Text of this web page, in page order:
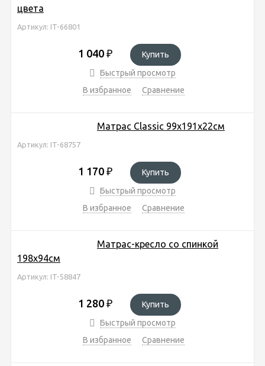
цвета
Артикул: IT-66801
1 040 ₽
Купить
Быстрый просмотр
В избранное
Сравнение
Матрас Classic 99х191х22см
Артикул: IT-68757
1 170 ₽
Купить
Быстрый просмотр
В избранное
Сравнение
Матрас-кресло со спинкой
198х94см
Артикул: IT-58847
1 280 ₽
Купить
Быстрый просмотр
В избранное
Сравнение